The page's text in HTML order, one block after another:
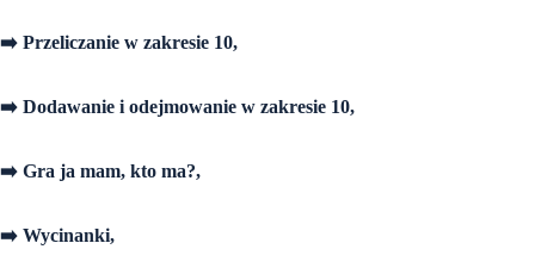
➡️ Przeliczanie w zakresie 10,
➡️ Dodawanie i odejmowanie w zakresie 10,
➡️ Gra ja mam, kto ma?,
➡️ Wycinanki,